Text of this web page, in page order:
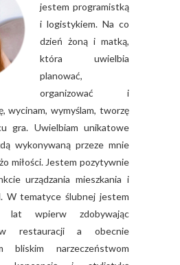
jestem programistką
i logistykiem. Na co
dzień żoną i matką,
która uwielbia
planować,
organizować i
wycinam, wymyślam, tworzę
gra. Uwielbiam unikatowe
wykonywaną przeze mnie
miłości. Jestem pozytywnie
urządzania mieszkania i
W tematyce ślubnej jestem
wpierw zdobywając
w restauracji a obecnie
bliskim narzeczeństwom